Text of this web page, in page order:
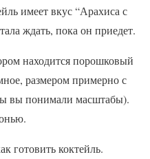
имеет вкус “Арахиса с
ждать, пока он приедет.
находится порошковый
размером примерно с
вы понимали масштабы).
готовить коктейль.